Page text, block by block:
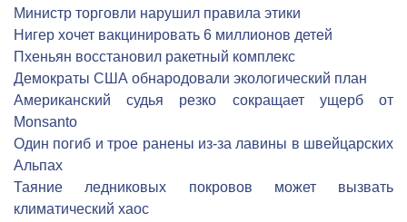
Министр торговли нарушил правила этики
Нигер хочет вакцинировать 6 миллионов детей
Пхеньян восстановил ракетный комплекс
Демократы США обнародовали экологический план
Американский судья резко сокращает ущерб от
Monsanto
Один погиб и трое ранены из-за лавины в швейцарских
Альпах
Таяние ледниковых покровов может вызвать
климатический хаос